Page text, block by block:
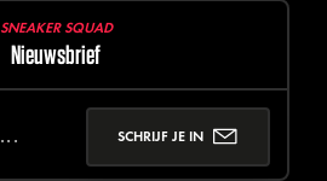
SNEAKER SQUAD
Nieuwsbrief
SCHRIJF JE IN